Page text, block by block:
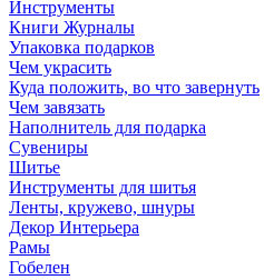
Инструменты
Книги Журналы
Упаковка подарков
Чем украсить
Куда положить, во что завернуть
Чем завязать
Наполнитель для подарка
Сувениры
Шитье
Инструменты для шитья
Ленты, кружево, шнуры
Декор Интерьера
Рамы
Гобелен